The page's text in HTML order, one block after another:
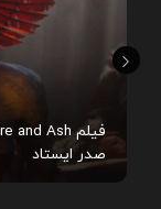
صدر ایستاد